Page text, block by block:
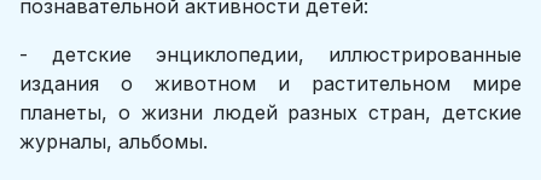
познавательной активности детей:
- детские энциклопедии, иллюстрированные
издания о животном и растительном мире
планеты, о жизни людей разных стран, детские
журналы, альбомы.